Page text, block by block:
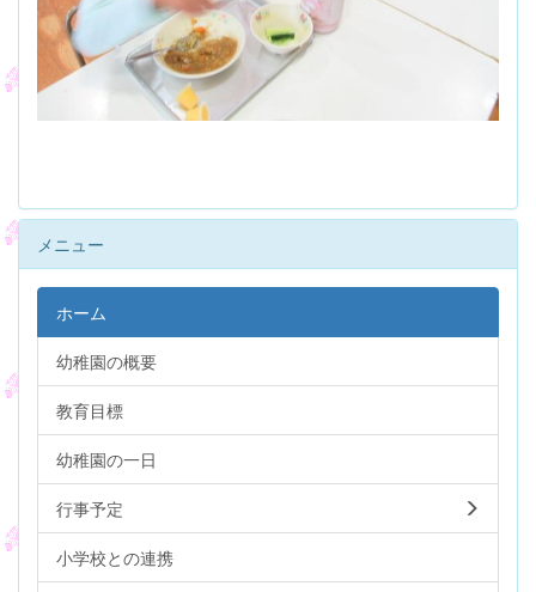
メニュー
ホーム
幼稚園の概要
教育目標
幼稚園の一日
行事予定
小学校との連携